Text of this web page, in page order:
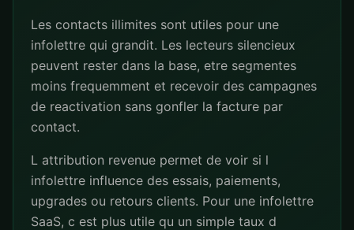
Les contacts illimites sont utiles pour une
infolettre qui grandit. Les lecteurs silencieux
peuvent rester dans la base, etre segmentes
moins frequemment et recevoir des campagnes
de reactivation sans gonfler la facture par
contact.
L attribution revenue permet de voir si l
infolettre influence des essais, paiements,
upgrades ou retours clients. Pour une infolettre
SaaS, c est plus utile qu un simple taux d